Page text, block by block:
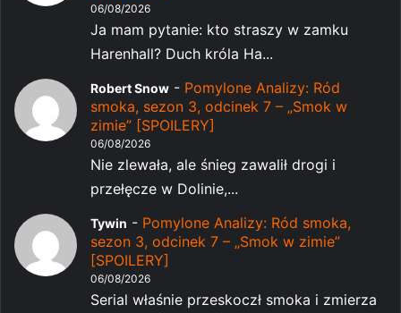
06/08/2026
Ja mam pytanie: kto straszy w zamku
Harenhall? Duch króla Ha...
Robert Snow - Pomylone Analizy: Ród
smoka, sezon 3, odcinek 7 – „Smok w
zimie” [SPOILERY]
06/08/2026
Nie zlewała, ale śnieg zawalił drogi i
przełęcze w Dolinie,...
Tywin - Pomylone Analizy: Ród smoka,
sezon 3, odcinek 7 – „Smok w zimie”
[SPOILERY]
06/08/2026
Serial właśnie przeskoczł smoka i zmierza